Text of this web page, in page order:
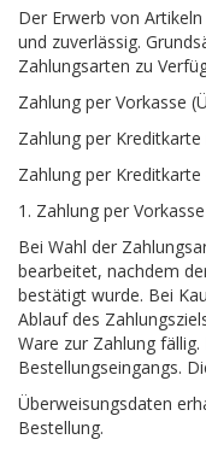
Der Erwerb von
und zuverlässig.
Zahlungsarten zu
Zahlung per Vorkasse
Zahlung per
Zahlung per
1. Zahlung per
Bei Wahl der
bearbeitet, nachdem
bestätigt wurde. Bei
Ablauf des
Ware zur Zahlung
Bestellungseingangs.
Überweisungsdaten
Bestellung.